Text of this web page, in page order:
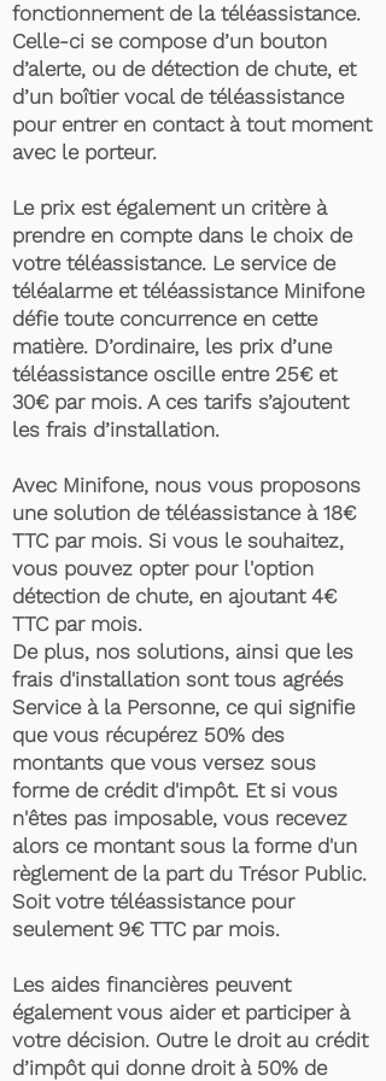
fonctionnement de la téléassistance.
Celle-ci se compose d’un bouton
d’alerte, ou de détection de chute, et
d’un boîtier vocal de téléassistance
pour entrer en contact à tout moment
avec le porteur.
Le prix est également un critère à
prendre en compte dans le choix de
votre téléassistance. Le service de
téléalarme et téléassistance Minifone
défie toute concurrence en cette
matière. D’ordinaire, les prix d’une
téléassistance oscille entre 25€ et
30€ par mois. A ces tarifs s’ajoutent
les frais d’installation.
Avec Minifone, nous vous proposons
une solution de téléassistance à 18€
TTC par mois. Si vous le souhaitez,
vous pouvez opter pour l'option
détection de chute, en ajoutant 4€
TTC par mois.
De plus, nos solutions, ainsi que les
frais d'installation sont tous agréés
Service à la Personne, ce qui signifie
que vous récupérez 50% des
montants que vous versez sous
forme de crédit d'impôt. Et si vous
n'êtes pas imposable, vous recevez
alors ce montant sous la forme d'un
règlement de la part du Trésor Public.
Soit votre téléassistance pour
seulement 9€ TTC par mois.
Les aides financières peuvent
également vous aider et participer à
votre décision. Outre le droit au crédit
d’impôt qui donne droit à 50% de